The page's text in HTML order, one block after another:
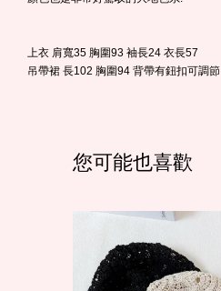
上衣 肩寬35 胸圍93 袖長24 衣長57
吊帶裙 長102 胸圍94 背帶有鈕扣可調節
您可能也喜歡